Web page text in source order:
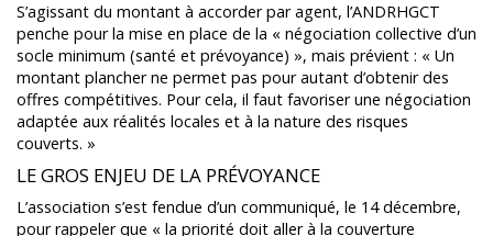
S’agissant du montant à accorder par agent, l’ANDRHGCT
penche pour la mise en place de la « négociation collective d’un
socle minimum (santé et prévoyance) », mais prévient : « Un
montant plancher ne permet pas pour autant d’obtenir des
offres compétitives. Pour cela, il faut favoriser une négociation
adaptée aux réalités locales et à la nature des risques
couverts. »
LE GROS ENJEU DE LA PRÉVOYANCE
L’association s’est fendue d’un communiqué, le 14 décembre,
pour rappeler que « la priorité doit aller à la couverture